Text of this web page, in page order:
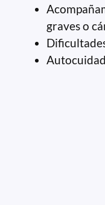
graves o